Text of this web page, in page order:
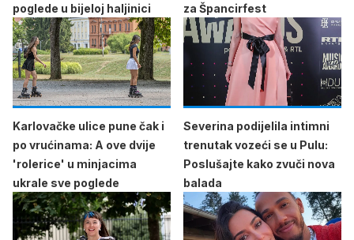
poglede u bijeloj haljinici
za Špancirfest
Karlovačke ulice pune čak i
po vrućinama: A ove dvije
'rolerice' u minjacima
ukrale sve poglede
Severina podijelila intimni
trenutak vozeći se u Pulu:
Poslušajte kako zvuči nova
balada